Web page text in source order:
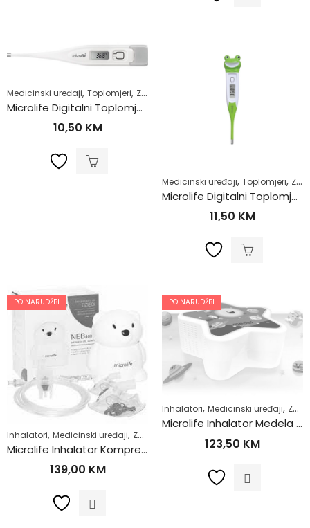
Medicinski uređaji, Toplomjeri, Zdrav život
Microlife Digitalni Toplomjer MT600
10,50 KM
Medicinski uređaji, Toplomjeri, Zdrav život
Microlife Digitalni Toplomjer MT710
11,50 KM
PO NARUDŽBI
Inhalatori, Medicinski uređaji, Zdrav život
Microlife Inhalator Kompresor NEB400
139,00 KM
PO NARUDŽBI
Inhalatori, Medicinski uređaji, Zdrav život
Microlife Inhalator Medela Star
123,50 KM